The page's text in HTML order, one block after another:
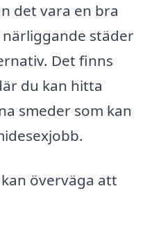
det vara en bra
städer
Det finns
du kan hitta
smeder som kan
överväga att